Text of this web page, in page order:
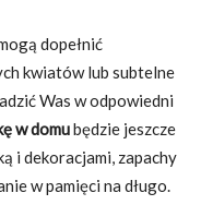
dopełnić
kwiatów lub subtelne
Was w odpowiedni
w domubędzie jeszcze
i dekoracjami, zapachy
w pamięci na długo.